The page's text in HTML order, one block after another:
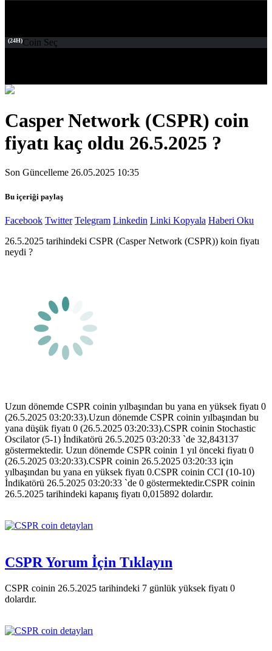
(24H)Coin Seç
Casper Network (CSPR) coin
fiyatı kaç oldu 26.5.2025 ?
Son Güncelleme 26.05.2025 10:35
Bu içeriği paylaş
Facebook Twitter Telegram Linkedin Linki Kopyala Haberi Oku
26.5.2025 tarihindeki CSPR (Casper Network (CSPR)) koin fiyatı
neydi ?
Uzun dönemde CSPR coinin yılbaşından bu yana en yüksek fiyatı 0
(26.5.2025 03:20:33).Uzun dönemde CSPR coinin yılbaşından bu
yana düşük fiyatı 0 (26.5.2025 03:20:33).CSPR coinin Stochastic
Oscilator (5-1) İndikatörü 26.5.2025 03:20:33 `de 32,843137
göstermektedir. Uzun dönemde CSPR coinin 1 yıl önceki fiyatı 0
(26.5.2025 03:20:33).CSPR coinin 26.5.2025 03:20:33 için
yılbaşından bu yana en yüksek fiyatı 0.CSPR coinin CCI (10-10)
İndikatörü 26.5.2025 03:20:33 `de 0 göstermektedir.CSPR coinin
26.5.2025 tarihindeki kapanış fiyatı 0,015892 dolardır.
CSPR Yorum İçin Tıklayın
CSPR coinin 26.5.2025 tarihindeki 7 günlük yüksek fiyatı 0
dolardır.